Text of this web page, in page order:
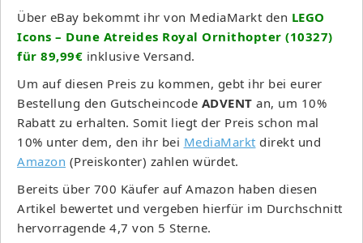
Über eBay bekommt ihr von MediaMarkt den LEGO
Icons – Dune Atreides Royal Ornithopter (10327)
für 89,99€ inklusive Versand.
Um auf diesen Preis zu kommen, gebt ihr bei eurer
Bestellung den Gutscheincode ADVENT an, um 10%
Rabatt zu erhalten. Somit liegt der Preis schon mal
10% unter dem, den ihr bei MediaMarkt direkt und
Amazon (Preiskonter) zahlen würdet.
Bereits über 700 Käufer auf Amazon haben diesen
Artikel bewertet und vergeben hierfür im Durchschnitt
hervorragende 4,7 von 5 Sterne.